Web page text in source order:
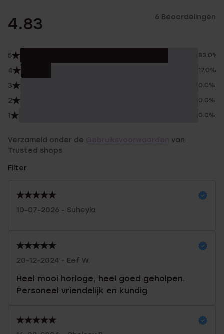
4.83 6 Beoordelingen
5 83.0%
4 17.0%
3 0.0%
2 0.0%
1 0.0%
Verzameld onder de
van
Trusted shops
Filter
10-07-2026 - Suheyla
20-12-2024 - Eef W.
Heel mooi horloge, heel goed geholpen.
Personeel vriendelijk en kundig